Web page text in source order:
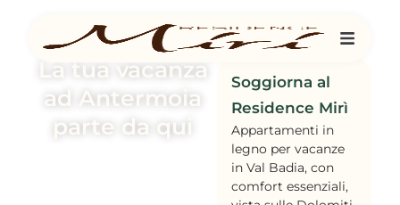
La tua vacanza
ad Antermoia
parte da qui
Soggiorna al
Residence Mirì
Appartamenti in
legno per vacanze
in Val Badia, con
comfort essenziali,